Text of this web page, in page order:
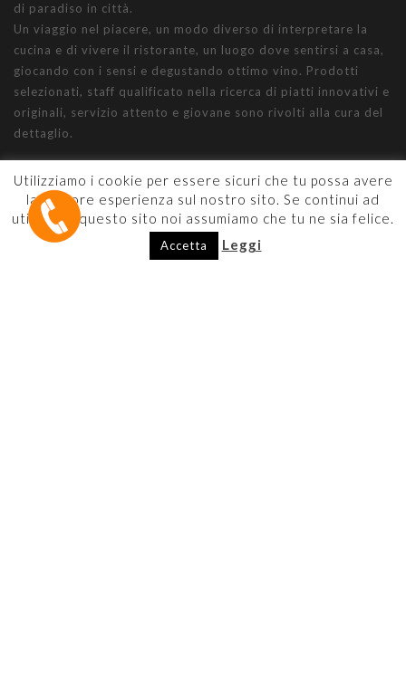
di paradiso in città.
Un viaggio nel piacere, un modo diverso di interpretare la
cucina e di vivere il ristorante, un luogo dove sentirsi a casa,
giocando con i sensi e degustando ottimo vino. Prodotti
selezionati, staff qualificato nella ricerca di piatti innovativi e
originali, servizio attento e giovane sono rivolti alla cura del
dettaglio.
LAVORA CON NOI
Vuoi lavorare con noi? Se entusiasmo e passione sono le
Utilizziamo i cookie per essere sicuri che tu possa avere
la migliore esperienza sul nostro sito. Se continui ad
utilizzare questo sito noi assumiamo che tu ne sia felice.
Accetta Leggi